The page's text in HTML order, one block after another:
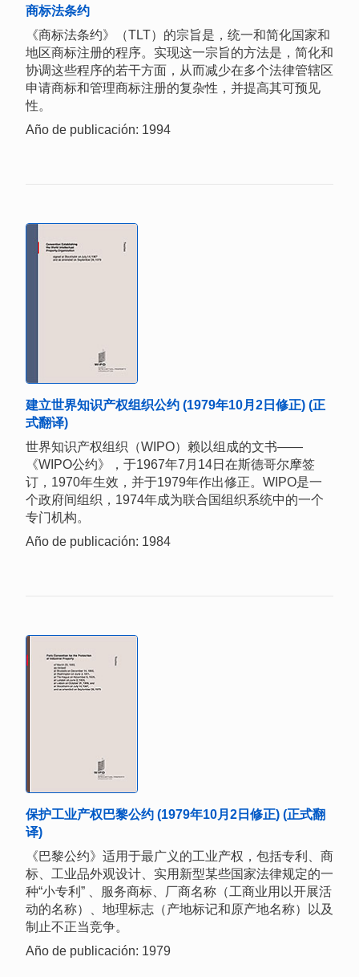
商标法条约
《商标法条约》（TLT）的宗旨是，统一和简化国家和
地区商标注册的程序。实现这一宗旨的方法是，简化和
协调这些程序的若干方面，从而减少在多个法律管辖区
申请商标和管理商标注册的复杂性，并提高其可预见
性。
Año de publicación: 1994
建立世界知识产权组织公约 (1979年10月2日修正) (正
式翻译)
世界知识产权组织（WIPO）赖以组成的文书——
《WIPO公约》，于1967年7月14日在斯德哥尔摩签
订，1970年生效，并于1979年作出修正。WIPO是一
个政府间组织，1974年成为联合国组织系统中的一个
专门机构。
Año de publicación: 1984
保护工业产权巴黎公约 (1979年10月2日修正) (正式翻
译)
《巴黎公约》适用于最广义的工业产权，包括专利、商
标、工业品外观设计、实用新型某些国家法律规定的一
种“小专利” 、服务商标、厂商名称（工商业用以开展活
动的名称）、地理标志（产地标记和原产地名称）以及
制止不正当竞争。
Año de publicación: 1979